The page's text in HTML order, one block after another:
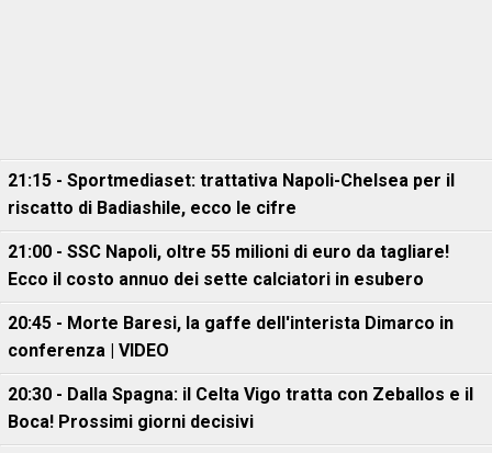
21:15 - Sportmediaset: trattativa Napoli-Chelsea per il
riscatto di Badiashile, ecco le cifre
21:00 - SSC Napoli, oltre 55 milioni di euro da tagliare!
Ecco il costo annuo dei sette calciatori in esubero
20:45 - Morte Baresi, la gaffe dell'interista Dimarco in
conferenza | VIDEO
20:30 - Dalla Spagna: il Celta Vigo tratta con Zeballos e il
Boca! Prossimi giorni decisivi